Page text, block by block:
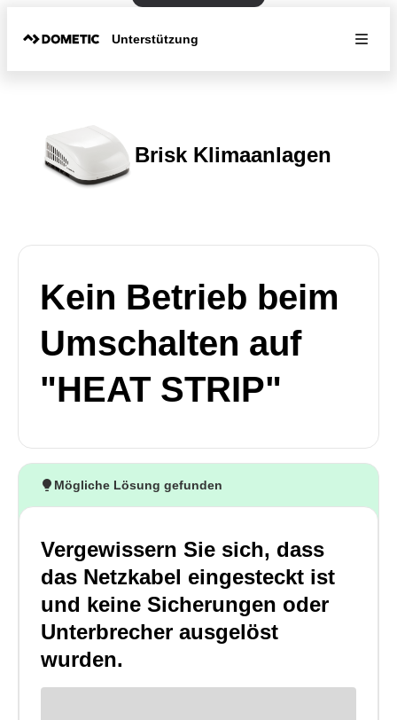
Unterstützung
Brisk Klimaanlagen
Kein Betrieb beim
Umschalten auf
"HEAT STRIP"
Mögliche Lösung gefunden
Vergewissern Sie sich, dass
das Netzkabel eingesteckt ist
und keine Sicherungen oder
Unterbrecher ausgelöst
wurden.